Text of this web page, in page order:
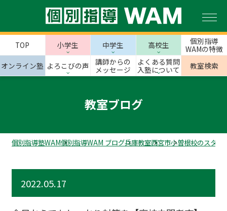
TOP 小学生 中学生 高校生
個別指導
WAMの特徴
オンライン塾 よろこびの声
講師からの
メッセージ
よくある質問
入塾について
教室検索
教室ブログ
個別指導塾WAM個別指導WAM ブログ兵庫教室西宮市小曽根校のスタッ
2022.05.17